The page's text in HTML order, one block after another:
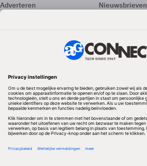
Adverteren
Nieuwsbrieven
Redactionele partner